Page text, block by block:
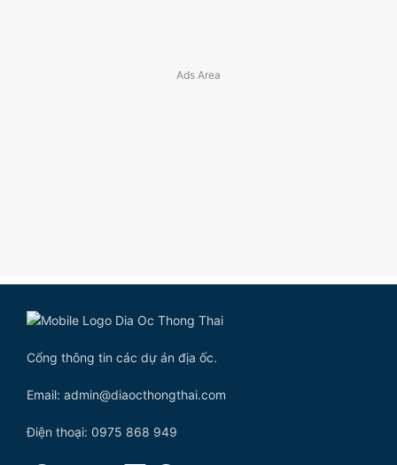
Cổng thông tin các dự án địa ốc.
Email: admin@diaocthongthai.com
Điện thoại: 0975 868 949